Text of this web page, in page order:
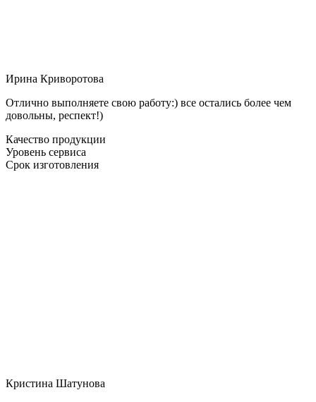
Ирина Криворотова
Отлично выполняете свою работу:) все остались более чем
довольны, респект!)
Качество продукции
Уровень сервиса
Срок изготовления
Кристина Шатунова